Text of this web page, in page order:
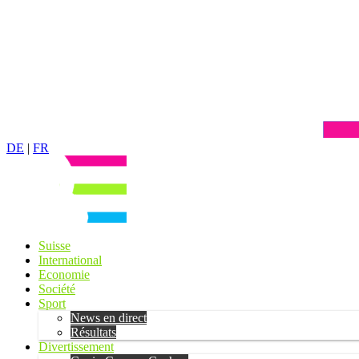
DE | FR
Suisse
International
Economie
Société
Sport
News en direct
Résultats
Divertissement